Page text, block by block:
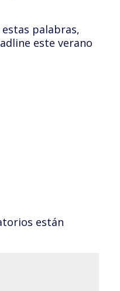
palabras,
este verano
están